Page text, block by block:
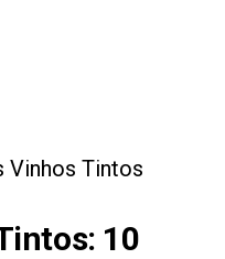
Vinhos Tintos
: 10